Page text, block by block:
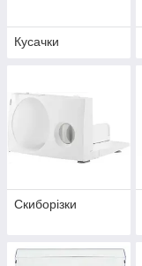
Кусачки
Скиборізки